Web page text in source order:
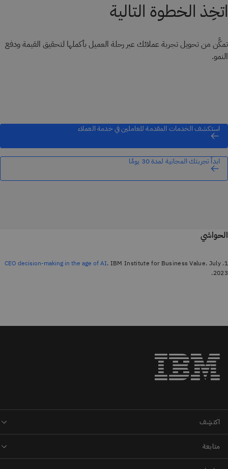
اتخِذ الخطوة التالية
تمكَّن من تحويل تجربة عملائك عبر رحلة العميل بأكملها لتحقيق القيمة ودفع
النمو.
استكشف الخدمات المقدمة للعاملين في خدمة العملاء
ابدأ تجربتك المجانية لمدة 30 يومًا
الحواشي
1.
CEO decision-making in the age of AI. IBM Institute for Business Value. July
2023.